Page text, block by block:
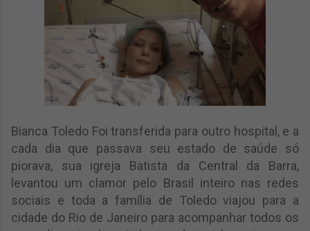
Bianca Toledo Foi transferida para outro hospital, e a
cada dia que passava seu estado de saúde só
piorava, sua igreja Batista da Central da Barra,
levantou um clamor pelo Brasil inteiro nas redes
sociais e toda a família de Toledo viajou para a
cidade do Rio de Janeiro para acompanhar todos os